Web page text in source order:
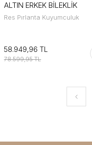
ALTIN ERKEK BİLEKLİK
Res Pırlanta Kuyumculuk
58.949,96 TL
78.599,95 TL